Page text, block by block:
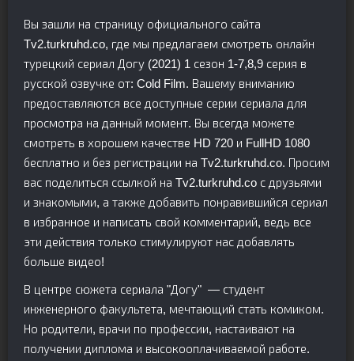
Вы зашли на страницу официального сайта
Tv2.turkruhd.co, где мы предлагаем смотреть онлайн
турецкий сериал Догу (2021) 1 сезон 1-7,8,9 серия в
русской озвучке от: Cold Film. Вашему вниманию
предоставляются все доступные серии сериала для
просмотра на данный момент. Вы всегда можете
смотреть в хорошем качестве HD 720 и FullHD 1080
бесплатно и без регистрации на Tv2.turkruhd.co. Просим
вас поделиться ссылкой на Tv2.turkruhd.co с друзьями
и знакомыми, а также добавить понравившийся сериал
в избранное и написать свой комментарий, ведь все
эти действия только стимулируют нас добавлять
больше видео!
В центре сюжета сериала "Догу" — студент
инженерного факультета, мечтающий стать комиком.
Но родители, врачи по профессии, настаивают на
получении диплома и высокооплачиваемой работе.